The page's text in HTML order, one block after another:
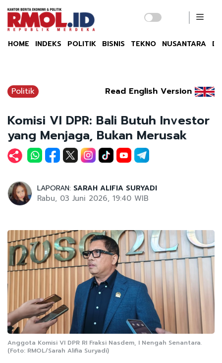
HOME INDEKS POLITIK BISNIS TEKNO NUSANTARA
Politik Read English Version
Komisi VI DPR: Bali Butuh Investor
yang Menjaga, Bukan Merusak
LAPORAN: SARAH ALIFIA SURYADI
Rabu, 03 Juni 2026, 19:40 WIB
Anggota Komisi VI DPR RI Fraksi Nasdem, I Nengah Senantara.
(Foto: RMOL/Sarah Alifia Suryadi)